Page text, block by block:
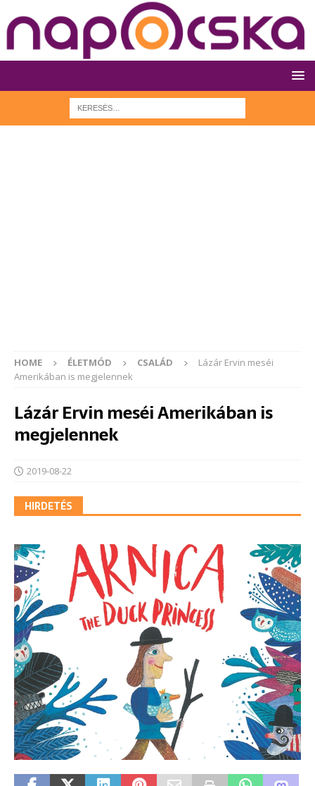
HOME ÉLETMÓD CSALÁD
Lázár Ervin meséi
Amerikában is megjelennek
Lázár Ervin meséi Amerikában is
megjelennek
2019-08-22
HIRDETÉS